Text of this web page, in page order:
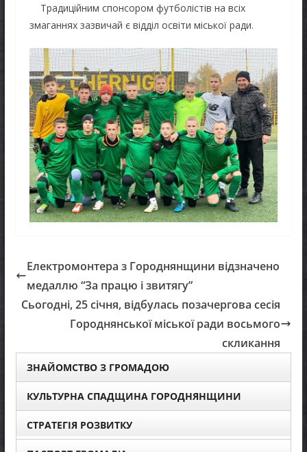
Традиційним спонсором футболістів на всіх
змаганнях зазвичай є відділ освіти міської ради.
Електромонтера з Городнянщини відзначено
медаллю “За працю і звитягу”
Сьогодні, 25 січня, відбулась позачергова сесія
Городнянської міської ради восьмого
скликання
ЗНАЙОМСТВО З ГРОМАДОЮ
КУЛЬТУРНА СПАДЩИНА ГОРОДНЯНЩИНИ
СТРАТЕГІЯ РОЗВИТКУ